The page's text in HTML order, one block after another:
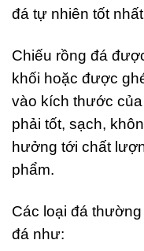
đá tự nhiên tốt
Chiếu rồng đá
khối hoặc được
vào kích thước
phải tốt, sạch,
hưởng tới chất
phẩm.
Các loại đá
đá như: